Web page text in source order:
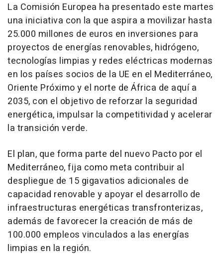
La Comisión Europea ha presentado este martes
una iniciativa con la que aspira a movilizar hasta
25.000 millones de euros en inversiones para
proyectos de energías renovables, hidrógeno,
tecnologías limpias y redes eléctricas modernas
en los países socios de la UE en el Mediterráneo,
Oriente Próximo y el norte de África de aquí a
2035, con el objetivo de reforzar la seguridad
energética, impulsar la competitividad y acelerar
la transición verde.
El plan, que forma parte del nuevo Pacto por el
Mediterráneo, fija como meta contribuir al
despliegue de 15 gigavatios adicionales de
capacidad renovable y apoyar el desarrollo de
infraestructuras energéticas transfronterizas,
además de favorecer la creación de más de
100.000 empleos vinculados a las energías
limpias en la región.